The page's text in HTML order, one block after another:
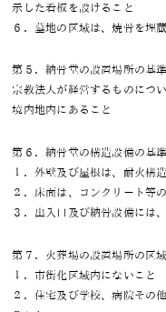
示した看板を設けること
６．墓地の区域は、焼骨を埋
第５．納骨堂の設置場所の基準
宗教法人が経営するものにつ
境内地内にあること
第６．納骨堂の構造設備の基準
１．外壁及び屋根は、耐火構
２．床面は、コンクリート等
３．出入口及び納骨設備には
第７．火葬場の設置場所の区
１．市街化区域内にないこと
２．住宅及び学校、病院その